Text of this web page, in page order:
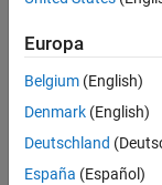
See Also
Use of I/
Check
Europa
Belgium (English)
Denmark (English)
Deutschland
España (Español)